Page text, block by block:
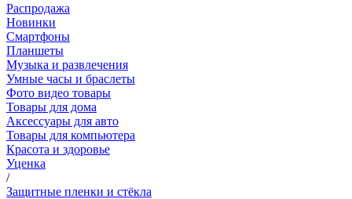
Распродажа
Новинки
Смартфоны
Планшеты
Музыка и развлечения
Умные часы и браслеты
Фото видео товары
Товары для дома
Аксессуары для авто
Товары для компьютера
Красота и здоровье
Уценка
/
Защитные пленки и стёкла